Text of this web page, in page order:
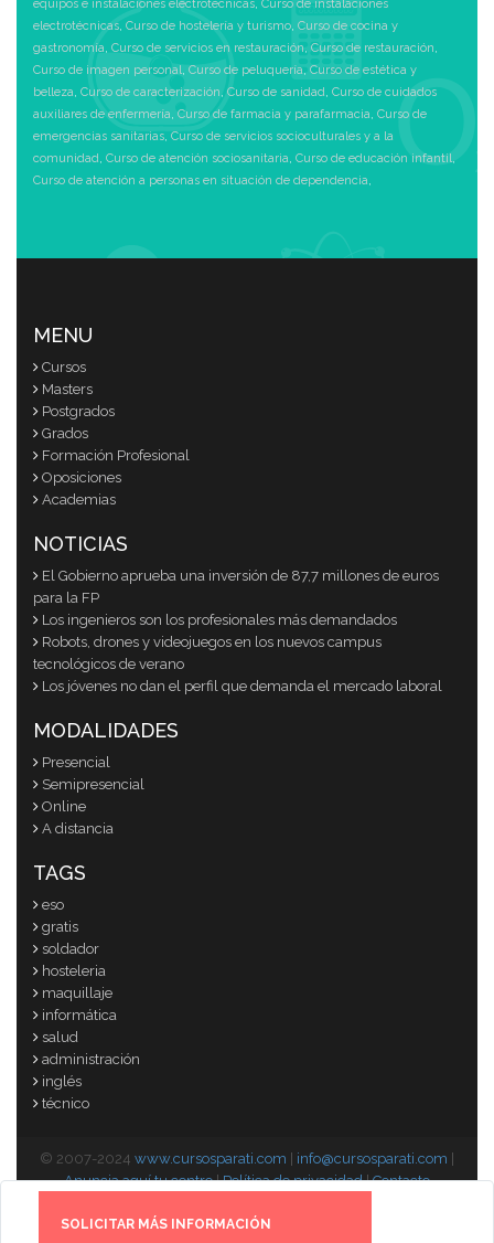
SOLICITAR MÁS INFORMACIÓN
equipos e instalaciones electrotécnicas, Curso de instalaciones
electrotécnicas, Curso de hostelería y turismo, Curso de cocina y
gastronomía, Curso de servicios en restauración, Curso de restauración,
Curso de imagen personal, Curso de peluquería,Curso de estética y
belleza, Curso de caracterización,Curso de sanidad, Curso de cuidados
auxiliares de enfermería,Curso de farmacia y parafarmacia, Curso de
emergencias sanitarias, Curso de servicios socioculturales y a la
comunidad, Curso de atención sociosanitaria, Curso de educación infantil,
Curso de atención a personas en situación de dependencia,
MENU
Cursos
Masters
Postgrados
Grados
Formación Profesional
Oposiciones
Academias
NOTICIAS
El Gobierno aprueba una inversión de 87,7 millones de euros
para la FP
Los ingenieros son los profesionales más demandados
Robots, drones y videojuegos en los nuevos campus
tecnológicos de verano
Los jóvenes no dan el perfil que demanda el mercado laboral
MODALIDADES
Presencial
Semipresencial
Online
A distancia
TAGS
eso
gratis
soldador
hosteleria
maquillaje
informática
salud
administración
inglés
técnico
© 2007-2024 www.cursosparati.com info@cursosparati.com
Anuncia aquí tu centro|Política de privacidad|Contacto